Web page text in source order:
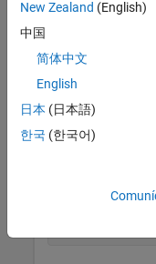
Cuando haya
New Zealand (English)
中国
简体中文
English
日本 (日本語)
한국 (한국어)